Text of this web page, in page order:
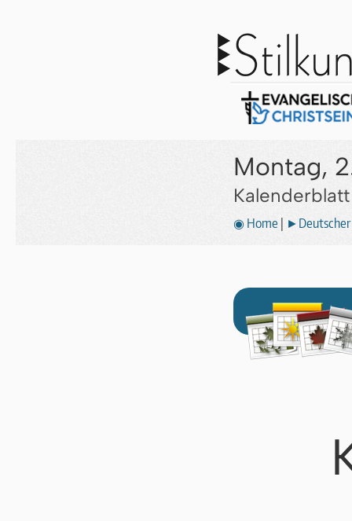
Montag,
◉ Home ►Deutscher